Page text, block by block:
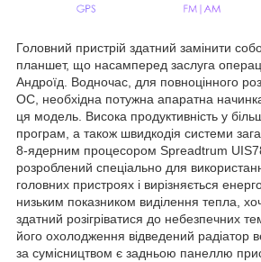
Головний пристрій здатний замінити
планшет, що насамперед заслуга
Андроїд. Водночас, для повноцінного
ОС, необхідна потужна апаратна
ця модель. Висока продуктивність у
програм, а також швидкодія системи
8-ядерним процесором Spreadtrum
розроблений спеціально для
головних пристроях і вирізняється
низьким показником виділення тепла,
здатний розігріватися до небезпечних
його охолодження відведений радіатор
за сумісництвом є задньою панеллю